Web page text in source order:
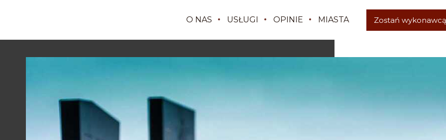
O NAS USŁUGI OPINIE MIASTA Zostań wykonawcą